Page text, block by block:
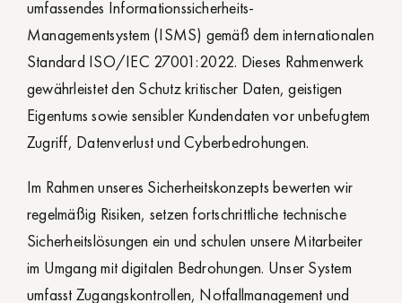
umfassendes Informationssicherheits-
Managementsystem (ISMS) gemäß dem internationalen
Standard ISO/IEC 27001:2022. Dieses Rahmenwerk
gewährleistet den Schutz kritischer Daten, geistigen
Eigentums sowie sensibler Kundendaten vor unbefugtem
Zugriff, Datenverlust und Cyberbedrohungen.
Im Rahmen unseres Sicherheitskonzepts bewerten wir
regelmäßig Risiken, setzen fortschrittliche technische
Sicherheitslösungen ein und schulen unsere Mitarbeiter
im Umgang mit digitalen Bedrohungen. Unser System
umfasst Zugangskontrollen, Notfallmanagement und